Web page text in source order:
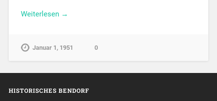
Weiterlesen →
Januar 1, 1951 0
HISTORISCHES BENDORF